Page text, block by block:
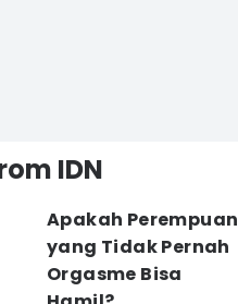
IDN
Apakah Perempuan
yang Tidak Pernah
Orgasme Bisa